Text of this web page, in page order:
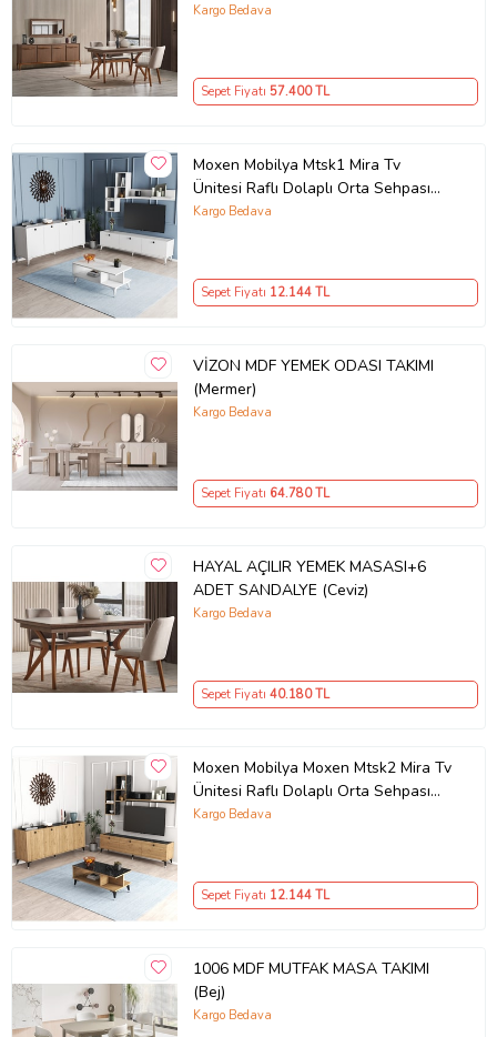
Kargo Bedava
Sepet Fiyatı 57.400TL
Moxen Mobilya Mtsk1 Mira Tv
Ünitesi Raflı Dolaplı Orta Sehpası
Ve Konsol Takımı /yemek Odası
Kargo Bedava
Sepet Fiyatı 12.144TL
VİZON MDF YEMEK ODASI TAKIMI
(Mermer)
Kargo Bedava
Sepet Fiyatı 64.780TL
HAYAL AÇILIR YEMEK MASASI+6
ADET SANDALYE (Ceviz)
Kargo Bedava
Sepet Fiyatı 40.180TL
Moxen Mobilya Moxen Mtsk2 Mira Tv
Ünitesi Raflı Dolaplı Orta Sehpası
Ve Konsol Takımı /yemek Odası
Kargo Bedava
Sepet Fiyatı 12.144TL
1006 MDF MUTFAK MASA TAKIMI
(Bej)
Kargo Bedava